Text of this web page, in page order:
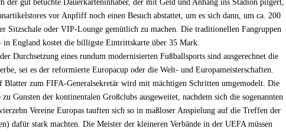
vor Anpfiff noch einen Besuch abstattet, um es sich dann, um ca. 200
Sitzschale oder VIP-Lounge gemütlich zu machen. Die traditionellen Fangruppen
in England kostet die billigste Eintrittskarte über 35 Mark.
Durchsetzung eines rundum modernisierten Fußballsports sind ausgerechnet die
sei es der reformierte Europacup oder die Welt- und Europameisterschaften.
Blatter zum FIFA-Generalsekretär wird mit mächtigen Schritten umgemodelt. Die
Gunsten der kontinentalen Großclubs ausgeweitet, nachdem sich die sogenannten
Vereine Europas tauften sich so in maßloser Anspielung auf die Treffen der
dafür stark machten. Die Meister der kleineren Verbände in der UEFA müssen